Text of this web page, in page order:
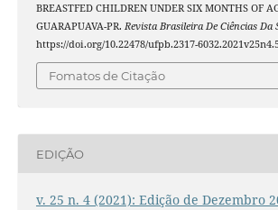
BREASTFED CHILDREN UNDER SIX MONTHS OF
GUARAPUAVA-PR. Revista Brasileira De Ciências Da
https://doi.org/10.22478/ufpb.2317-
Fomatos de Citação
EDIÇÃO
v. 25 n. 4 (2021): Edição de Dezembro